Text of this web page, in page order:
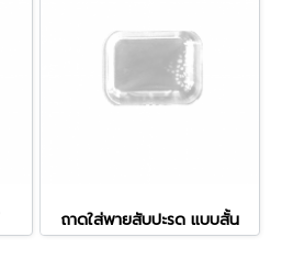
ถาดใส่พายสับปะรด แบบสั้น